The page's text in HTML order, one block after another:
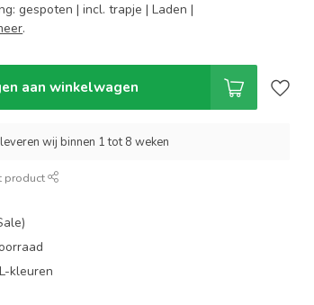
gespoten | incl. trapje | Laden |
.
aan winkelwagen
wij binnen 1 tot 8 weken
product
kleuren